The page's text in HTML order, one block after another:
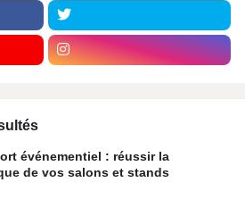
événementiel : réussir la
de vos salons et stands